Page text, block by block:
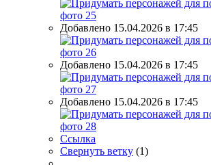
Добавлено 15.04.2026 в 17:45
Добавлено 15.04.2026 в 17:45
Добавлено 15.04.2026 в 17:45
Ссылка
Свернуть ветку (1)